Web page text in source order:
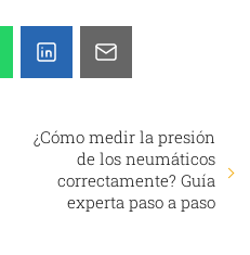
¿Cómo medir la presión
de los neumáticos
correctamente? Guía
experta paso a paso